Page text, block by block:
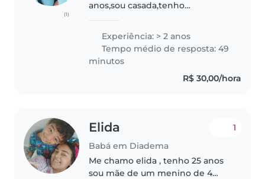
(1)
anos,sou casada,tenho
uma filha,tenho curso de babá.
Sou animada pró
ativa,educada,responsável,brincalhona.
Estou em busca..
Experiência: > 2 anos
Tempo médio de resposta: 49
minutos
R$ 30,00/hora
Elida
Babá em Diadema
1
Me chamo elida , tenho 25 anos
sou mãe de um menino de 4